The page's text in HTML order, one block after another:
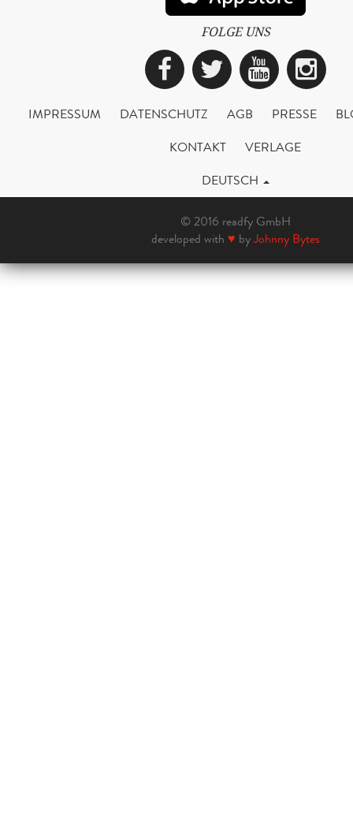
FOLGE UNS
Facebook
Twitter
IMPRESSUM DATENSCHUTZ AGB PRESSE
KONTAKT
VERLAGE
DEUTSCH
© 2016 readfy GmbH
developed with ♥ byJohnny Bytes